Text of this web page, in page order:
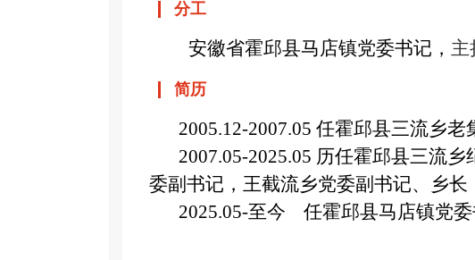
分工
安徽省霍邱县马店镇党委书记， 主
简历
2005.12-2007.05 任霍邱县三流乡老
2007.05-2025.05 历任霍邱县三流乡
委副书记，王截流乡党委副书记、乡长
2025.05-至今 任霍邱县马店镇党委